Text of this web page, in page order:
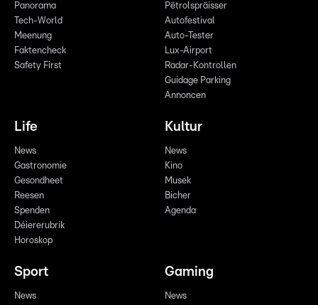
Panorama
Tech-World
Meenung
Faktencheck
Safety First
Pëtrolspräisser
Autofestival
Auto-Tester
Lux-Airport
Radar-Kontrollen
Guidage Parking
Annoncen
Life
News
Gastronomie
Gesondheet
Reesen
Spenden
Déiererubrik
Horoskop
Kultur
News
Kino
Musek
Bicher
Agenda
Sport
News
Gaming
News